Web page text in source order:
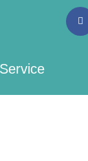
f
Service